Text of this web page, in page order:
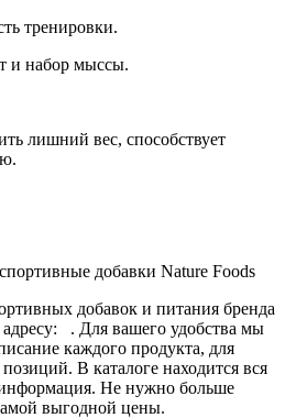
тренировки.
и набор мыссы.
лишний вес, способствует
добавки Nature Foods
добавок и питания бренда
адресу: . Для вашего удобства мы
каждого продукта, для
В каталоге находится вся
Не нужно больше
выгодной цены.